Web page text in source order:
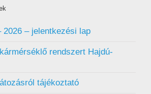
2026 – jelentkezési lap
rendszert Hajdú-
tájékoztató